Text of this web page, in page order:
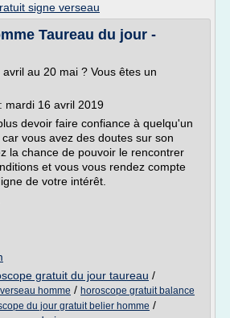
signe verseau
Taureau du jour -
au 20 mai ? Vous êtes un
mardi 16 avril 2019
devoir faire confiance à quelqu'un
vous avez des doutes sur son
la chance de pouvoir le rencontrer
et vous vous rendez compte
de votre intérêt.
gratuit du jour taureau /
homme / horoscope gratuit balance
du jour gratuit belier homme /